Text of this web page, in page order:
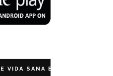
VIDA SANA ECUADOR